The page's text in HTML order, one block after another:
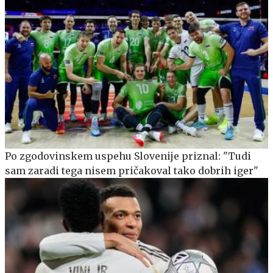
Po zgodovinskem uspehu Slovenije priznal: "Tudi
sam zaradi tega nisem pričakoval tako dobrih iger"